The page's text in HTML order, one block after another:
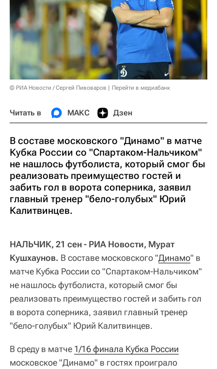
© РИА Новости / Сергей Пивоваров Перейти в медиабанк
Читать в МАКС Дзен
В составе московского "Динамо" в матче
Кубка России со "Спартаком-Нальчиком"
не нашлось футболиста, который смог бы
реализовать преимущество гостей и
забить гол в ворота соперника, заявил
главный тренер "бело-голубых" Юрий
Калитвинцев.
НАЛЬЧИК, 21 сен - РИА Новости, Мурат
Кушхаунов. В составе московского "Динамо" в
матче Кубка России со "Спартаком-Нальчиком"
не нашлось футболиста, который смог бы
реализовать преимущество гостей и забить гол
в ворота соперника, заявил главный тренер
"бело-голубых" Юрий Калитвинцев.
В среду в матче 1/16 финала Кубка России
московское "Динамо" в гостях проиграло